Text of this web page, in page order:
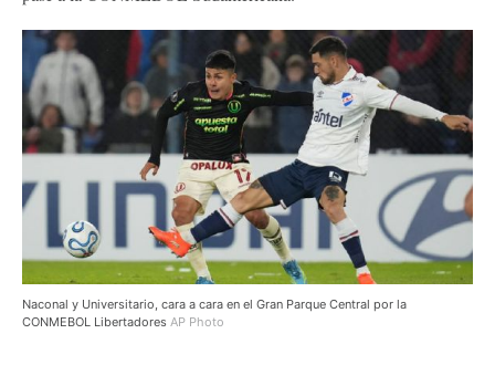
Naconal y Universitario, cara a cara en el Gran Parque Central por la
CONMEBOL Libertadores AP Photo